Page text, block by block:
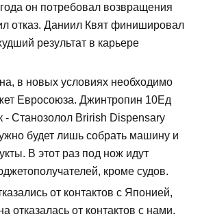
он потребовал возвращения
отказ. Даниил Квят финишировал
результат в карьере
в новых условиях необходимо
Евросоюза. Джинтропин 10Ед
- Станозолол Brirish Dispensary
будет лишь собрать машину и
В этот раз под нож идут
кроме судов.
от контактов с Японией,
отказалась от контактов с нами.